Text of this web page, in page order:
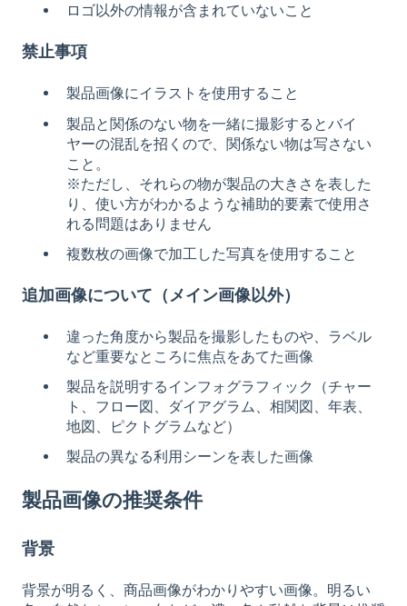
ロゴ以外の情報が含まれていないこと
禁止事項
製品画像にイラストを使用すること
製品と関係のない物を一緒に撮影するとバイ
ヤーの混乱を招くので、関係ない物は写さない
こと。
※ただし、それらの物が製品の大きさを表した
り、使い方がわかるような補助的要素で使用さ
れる問題はありません
複数枚の画像で加工した写真を使用すること
追加画像について（メイン画像以外）
違った角度から製品を撮影したものや、ラベル
など重要なところに焦点をあてた画像
製品を説明するインフォグラフィック（チャー
ト、フロー図、ダイアグラム、相関図、年表、
地図、ピクトグラムなど）
製品の異なる利用シーンを表した画像
製品画像の推奨条件
背景
背景が明るく、商品画像がわかりやすい画像。明るい